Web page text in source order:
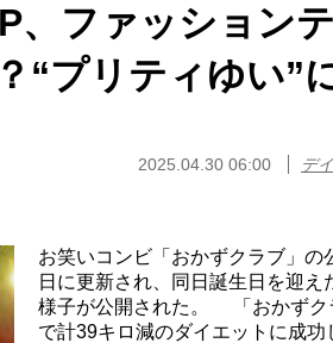
、ファッション
“プリティゆい”
2025.04.30 06:00 デ
お笑いコンビ「おかずクラブ」の
日に更新され、同日誕生日を迎え
様子が公開された。 「おかずク
で計39キロ減のダイエットに成功